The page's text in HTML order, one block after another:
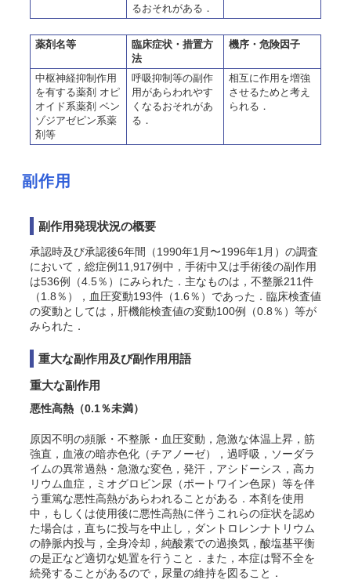
るおそれがある．
薬剤名等
臨床症状・措置方
法
機序・危険因子
中枢神経抑制作用
を有する薬剤 オピ
オイド系薬剤 ベン
ゾジアゼピン系薬
剤等
呼吸抑制等の副作
用があらわれやす
くなるおそれがあ
る．
相互に作用を増強
させるためと考え
られる．
副作用
副作用発現状況の概要
承認時及び承認後6年間（1990年1月〜1996年1月）の調査
において，総症例11,917例中，手術中又は手術後の副作用
は536例（4.5％）にみられた．主なものは，不整脈211件
（1.8％），血圧変動193件（1.6％）であった．臨床検査値
の変動としては，肝機能検査値の変動100例（0.8％）等が
みられた．
重大な副作用及び副作用用語
重大な副作用
悪性高熱 （0.1％未満）
原因不明の頻脈・不整脈・血圧変動，急激な体温上昇，筋
強直，血液の暗赤色化（チアノーゼ），過呼吸，ソーダラ
イムの異常過熱・急激な変色，発汗，アシドーシス，高カ
リウム血症，ミオグロビン尿（ポートワイン色尿）等を伴
う重篤な悪性高熱があらわれることがある．本剤を使用
中，もしくは使用後に悪性高熱に伴うこれらの症状を認め
た場合は，直ちに投与を中止し，ダントロレンナトリウム
の静脈内投与，全身冷却，純酸素での過換気，酸塩基平衡
の是正など適切な処置を行うこと．また，本症は腎不全を
続発することがあるので，尿量の維持を図ること．